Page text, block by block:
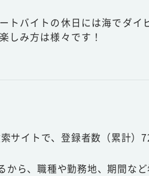
トバイトの休日には海でダイ
しみ方は様々です！
サイトで、登録者数（累計）
から、職種や勤務地、期間な